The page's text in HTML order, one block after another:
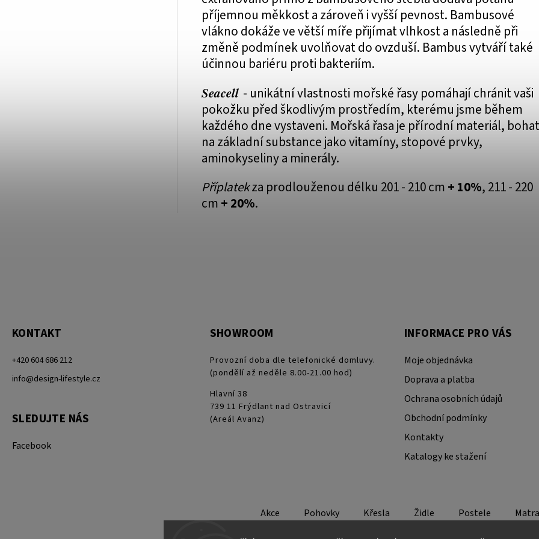
příjemnou měkkost a zároveň i vyšší pevnost. Bambusové
vlákno dokáže ve větší míře přijímat vlhkost a následně při
změně podmínek uvolňovat do ovzduší. Bambus vytváří také
účinnou bariéru proti bakteriím.
Seacell - unikátní vlastnosti mořské řasy pomáhají chránit vaši
pokožku před škodlivým prostředím, kterému jsme během
každého dne vystaveni. Mořská řasa je přírodní materiál,
na základní substance jako vitamíny, stopové prvky,
aminokyseliny a minerály.
Příplatekza prodlouženou délku 201 - 210 cm + 10%, 211 - 220
cm + 20%.
KONTAKT
+420 604 686 212
info@design-lifestyle.cz
SLEDUJTE NÁS
Facebook
SHOWROOM
Provozní doba dle telefonické domluvy.
(pondělí až neděle 8.00-21.00 hod)
Hlavní 38
739 11 Frýdlant nad Ostravicí
(Areál Avanz)
INFORMACE PRO VÁS
Moje objednávka
Doprava a platba
Ochrana osobních údajů
Obchodní podmínky
Kontakty
Katalogy ke stažení
Akce Pohovky Křesla Židle Postele